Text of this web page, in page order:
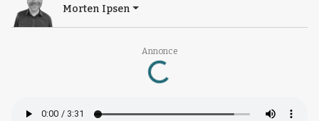
Annonce
Loading...
Morten Ipsen